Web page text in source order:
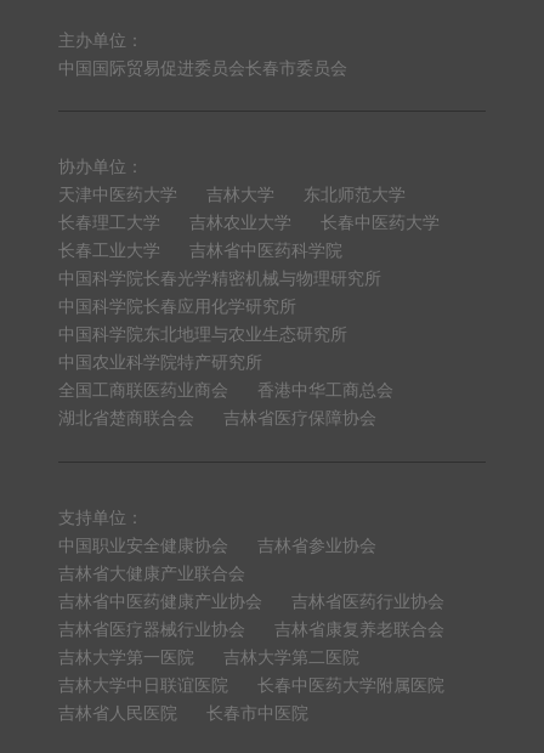
主办单位：
中国国际贸易促进委员会长春市委员会
协办单位：
天津中医药大学
吉林大学
东北师范大学
长春理工大学
吉林农业大学
长春中医药大学
长春工业大学
吉林省中医药科学院
中国科学院长春光学精密机械与物理研究所
中国科学院长春应用化学研究所
中国科学院东北地理与农业生态研究所
中国农业科学院特产研究所
全国工商联医药业商会
香港中华工商总会
湖北省楚商联合会
吉林省医疗保障协会
支持单位：
中国职业安全健康协会
吉林省参业协会
吉林省大健康产业联合会
吉林省中医药健康产业协会
吉林省医药行业协会
吉林省医疗器械行业协会
吉林省康复养老联合会
吉林大学第一医院
吉林大学第二医院
吉林大学中日联谊医院
长春中医药大学附属医院
吉林省人民医院
长春市中医院